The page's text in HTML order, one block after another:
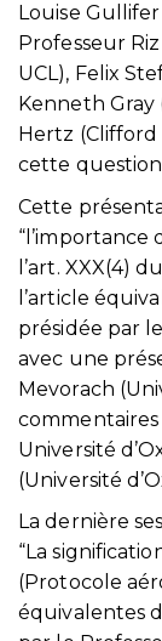
Louise
Professeur
UCL), Felix
Kenneth
Hertz
cette
Cette
“l’importance
l’art. XXX(4)
l’article
présidée par
avec une
Mevorach
commentaires
Université
(Université
La dernière
“La
(Protocole
équivalentes